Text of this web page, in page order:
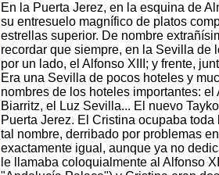
En la Puerta Jerez, en la esquina de
su entresuelo magnífico de platos
estrellas superior. De nombre
recordar que siempre, en la Sevilla de
por un lado, el Alfonso XIII; y frente,
Era una Sevilla de pocos hoteles y
nombres de los hoteles importantes:
Biarritz, el Luz Sevilla... El nuevo
Puerta Jerez. El Cristina ocupaba
tal nombre, derribado por problemas
exactamente igual, aunque ya no
le llamaba coloquialmente al Alfonso